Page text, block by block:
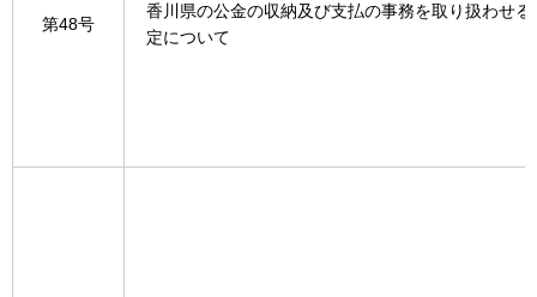
第48号
香川県の公金の収納及び支払の事務を取り扱わせ
定について